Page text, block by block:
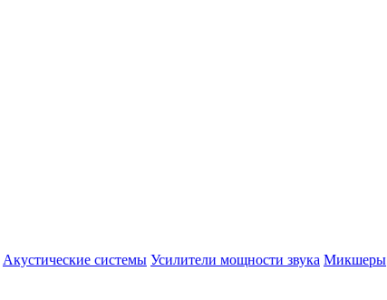
Акустические системы Усилители мощности звука Микшеры